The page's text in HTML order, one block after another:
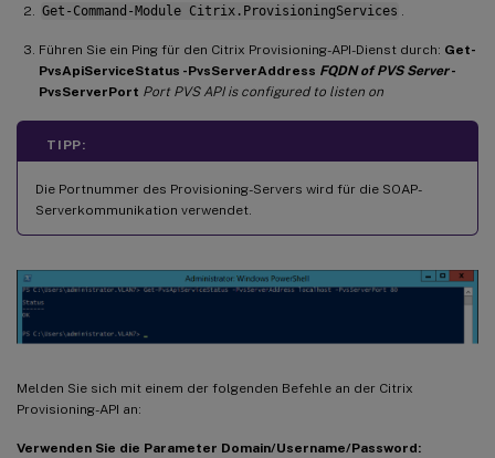
Get-Command-Module Citrix.ProvisioningServices .
Führen Sie ein Ping für den Citrix Provisioning-API-Dienst durch: Get-
PvsApiServiceStatus -PvsServerAddress FQDN of PVS Server-
PvsServerPort Port PVS API is configured to listen on
TIPP:
Die Portnummer des Provisioning-Servers wird für die SOAP-
Serverkommunikation verwendet.
Melden Sie sich mit einem der folgenden Befehle an der Citrix
Provisioning-API an:
Verwenden Sie die Parameter Domain/Username/Password: